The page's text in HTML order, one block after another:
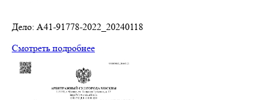
Дело: A41-91778-2022_20240118
Смотреть подробнее